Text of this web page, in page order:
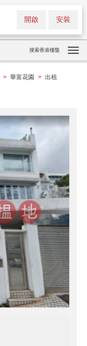
安裝
開啟
搜索香港樓盤
> 華富花園 > 出租